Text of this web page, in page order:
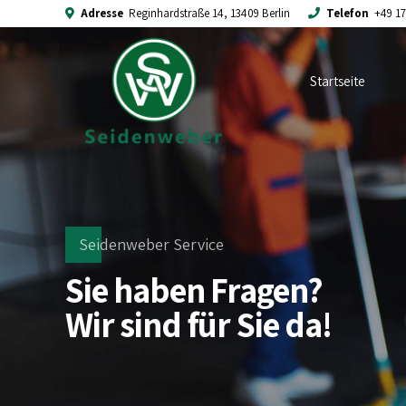
Adresse Reginhardstraße 14, 13409 Berlin Telefon +49
Startseite
Seidenweber Service
Sie haben Fragen?
Wir sind für Sie da!